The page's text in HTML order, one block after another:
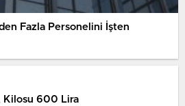
Fazla Personelini İşten
Kilosu 600 Lira